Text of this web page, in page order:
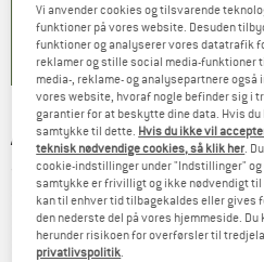
5,0(2)
AEVOR -Explore
(0)
Vi anvender cookies og tilsvarende
funktioner på vores website. Desuden
funktioner og analyserer vores datatrafik
reklamer og stille social media-funktioner
media-, reklame- og analysepartnere
vores website, hvoraf nogle befinder sig i
garantier for at beskytte dine data. Hvis
samtykke til dette. Hvis du ikke vil
teknisk nødvendige cookies, så klik her.
cookie-indstillinger under "Indstillinger"
samtykke er frivilligt og ikke nødvendigt til
kan til enhver tid tilbagekaldes eller gives
den nederste del på vores hjemmeside.
herunder risikoen for overførsler til
privatlivspolitik.